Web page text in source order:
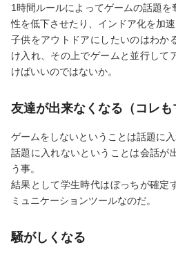
1時間ルールによってゲームの話題
性を低下させたり、インドア化を加
子供をアウトドアにしたいのはわか
け入れ、その上でゲームと並行して
けばいいのではないか。
友達が出来なくなる（コレも
ゲームをしないということは話題に入
話題に入れないということは会話が
う事。
結果として学生時代はぼっちが確定
ミュニケーションツールなのだ。
騒がしくなる